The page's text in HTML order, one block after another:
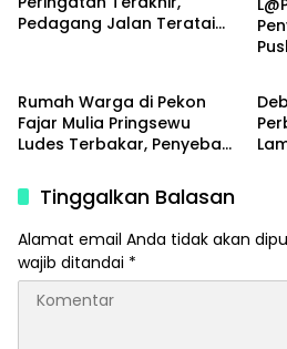
Pedagang Jalan Teratai
Rumah Warga di Pekon
Fajar Mulia Pringsewu
Ludes Terbakar, Penyebab
Tinggalkan Balasan
Alamat email Anda tidak akan
wajib ditandai *